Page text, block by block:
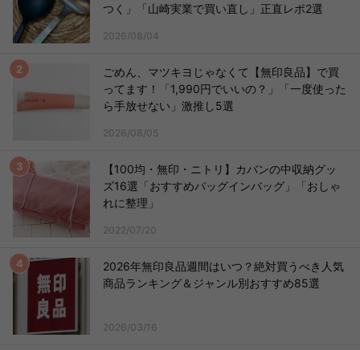
つく」「山崎実業で買い直し」正直レポ2選
2026/08/04
ごめん、マツキヨじゃなくて【無印良品】で買
ってます！「1,990円でいいの？」「一度使った
ら手放せない」激推し5選
2026/08/05
【100均・無印・ニトリ】カバンの中収納グッ
ズ16選「おすすめバッグインバッグ」「おしゃ
れに整理」
2022/07/20
2026年無印良品週間はいつ？絶対買うべき人気
商品ランキング＆ジャンル別おすすめ85選
2026/03/16